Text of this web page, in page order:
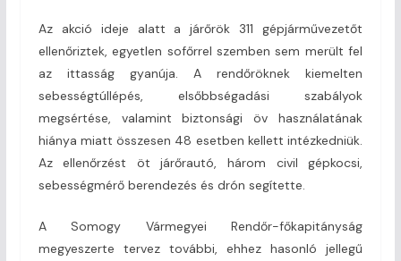
Az akció ideje alatt a járőrök 311 gépjárművezetőt
ellenőriztek, egyetlen sofőrrel szemben sem merült fel
az ittasság gyanúja. A rendőröknek kiemelten
sebességtúllépés, elsőbbségadási szabályok
megsértése, valamint biztonsági öv használatának
hiánya miatt összesen 48 esetben kellett intézkedniük.
Az ellenőrzést öt járőrautó, három civil gépkocsi,
sebességmérő berendezés és drón segítette.
A Somogy Vármegyei Rendőr-főkapitányság
megyeszerte tervez további, ehhez hasonló jellegű